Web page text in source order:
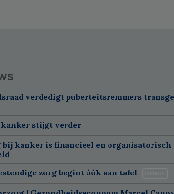
verdedigt puberteitsremmers
stijgt verder
bij kanker is financieel en organisatorisch
zorg begint óók aan tafel